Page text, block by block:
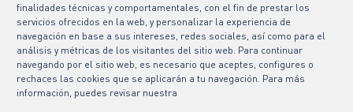
finalidades técnicas y comportamentales, con el fin de prestar los
servicios ofrecidos en la web, y personalizar la experiencia de
navegación en base a sus intereses, redes sociales, así como para el
análisis y métricas de los visitantes del sitio web. Para continuar
navegando por el sitio web, es necesario que aceptes, configures o
rechaces las cookies que se aplicarán a tu navegación. Para más
información, puedes revisar nuestra